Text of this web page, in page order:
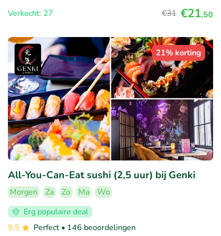
Verkocht: 27
€31 €21,50
21% korting
All-You-Can-Eat sushi (2,5 uur) bij Genki
Morgen Za Zo Ma
Wo
Erg populaire deal
9.5
Perfect • 146 beoordelingen